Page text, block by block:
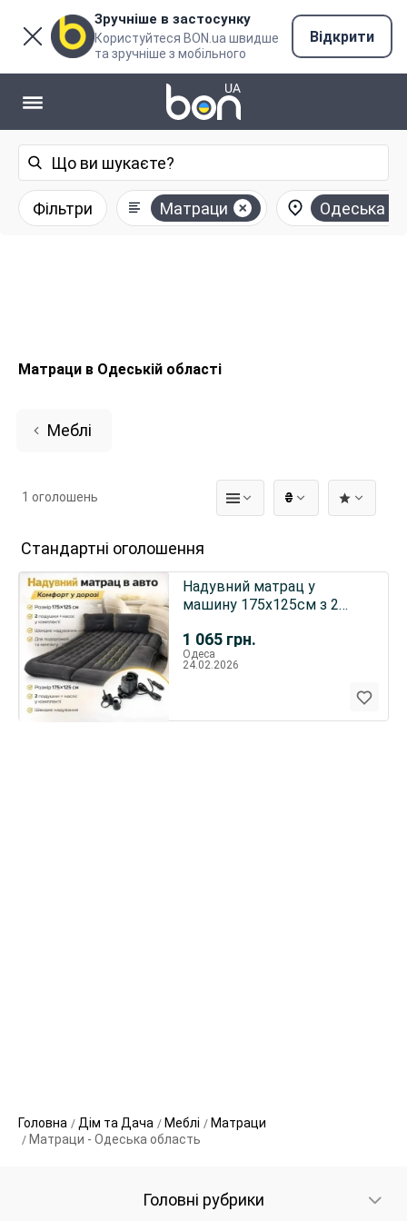
Зручніше в застосунку
Користуйтеся BON.ua швидше
та зручніше з мобільного
Відкрити
Фільтри Матраци Одеська
Матраци в Одеській області
Меблі
₴
1 оголошень
Стандартні оголошення
1 065 грн.
Надувний матрац у
машину 175х125см з 2
Одеса
24.02.2026
Головна Дім та Дача Меблі
Матраци
Матраци - Одеська область
Головні рубрики